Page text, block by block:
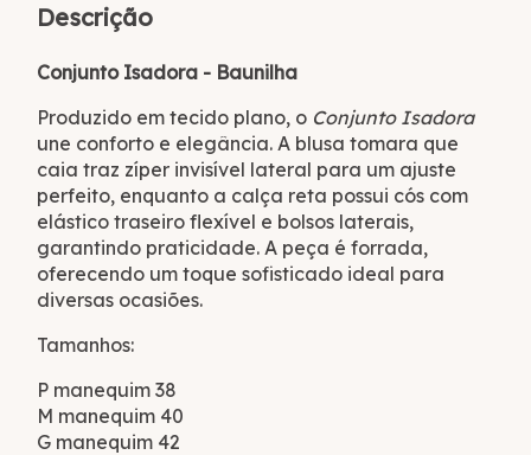
Descrição
Conjunto Isadora - Baunilha
Produzido em tecido plano, o Conjunto Isadora
une conforto e elegância. A blusa tomara que
caia traz zíper invisível lateral para um ajuste
perfeito, enquanto a calça reta possui cós com
elástico traseiro flexível e bolsos laterais,
garantindo praticidade. A peça é forrada,
oferecendo um toque sofisticado ideal para
diversas ocasiões.
Tamanhos:
P manequim 38
M manequim 40
G manequim 42